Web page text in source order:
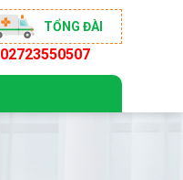
TỔNG ĐÀI
02723550507